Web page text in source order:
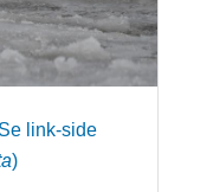
link-side
)